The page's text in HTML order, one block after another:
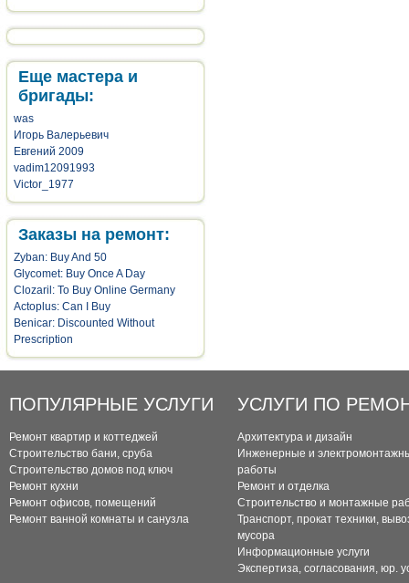
Еще мастера и
бригады:
was
Игорь Валерьевич
Евгений 2009
vadim12091993
Victor_1977
Заказы на ремонт:
Zyban: Buy And 50
Glycomet: Buy Once A Day
Clozaril: To Buy Online Germany
Actoplus: Can I Buy
Benicar: Discounted Without
Prescription
ПОПУЛЯРНЫЕ УСЛУГИ
Ремонт квартир и коттеджей
Строительство бани, сруба
Строительство домов под ключ
Ремонт кухни
Ремонт офисов, помещений
Ремонт ванной комнаты и санузла
УСЛУГИ ПО
Архитектура и дизайн
Инженерные и
работы
Ремонт и отделка
Строительство и монтажные
Транспорт, прокат техники,
мусора
Информационные услуги
Экспертиза, согласования, юр.